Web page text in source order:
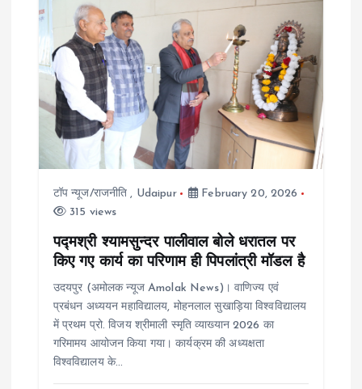
g
a
t
टॉप न्यूज/राजनीति , Udaipur
February 20, 2026
315 views
पद्मश्री श्यामसुन्दर पालीवाल बोले धरातल पर
किए गए कार्य का परिणाम ही पिपलांत्री मॉडल है
उदयपुर (अमोलक न्यूज Amolak News)। वाणिज्य एवं
प्रबंधन अध्ययन महाविद्यालय, मोहनलाल सुखाड़िया विश्वविद्यालय
में प्रथम प्रो. विजय श्रीमाली स्मृति व्याख्यान 2026 का
गरिमामय आयोजन किया गया। कार्यक्रम की अध्यक्षता
विश्वविद्यालय के…